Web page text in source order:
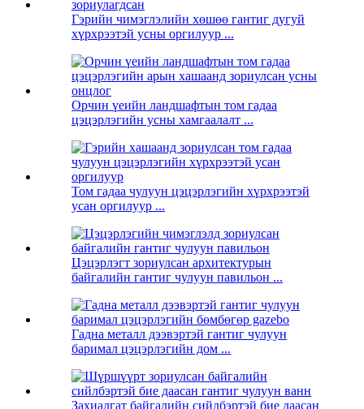
Гэрийн чимэглэлийн хөшөө гантиг дугуй
хүрхрээтэй усны оргилуур ...
Орчин үеийн ландшафтын том гадаа
цэцэрлэгийн усны хамгаалалт ...
Том гадаа чулуун цэцэрлэгийн хүрхрээтэй
усан оргилуур ...
Цэцэрлэгт зориулсан архитектурын
байгалийн гантиг чулуун павильон ...
Гадна металл дээвэртэй гантиг чулуун
баримал цэцэрлэгийн дом ...
Захиалгат байгалийн сийлбэртэй бие даасан